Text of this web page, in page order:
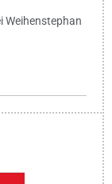
Weihenstephan